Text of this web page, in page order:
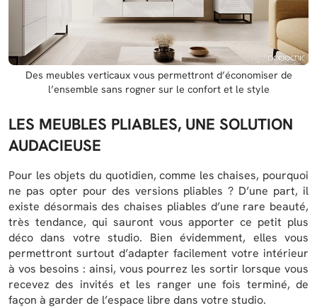
Des meubles verticaux vous permettront d’économiser de
l’ensemble sans rogner sur le confort et le style
LES MEUBLES PLIABLES, UNE SOLUTION
AUDACIEUSE
Pour les objets du quotidien, comme les chaises, pourquoi
ne pas opter pour des versions pliables ? D’une part, il
existe désormais des chaises pliables d’une rare beauté,
très tendance, qui sauront vous apporter ce petit plus
déco dans votre studio. Bien évidemment, elles vous
permettront surtout d’adapter facilement votre intérieur
à vos besoins : ainsi, vous pourrez les sortir lorsque vous
recevez des invités et les ranger une fois terminé, de
façon à garder de l’espace libre dans votre studio.